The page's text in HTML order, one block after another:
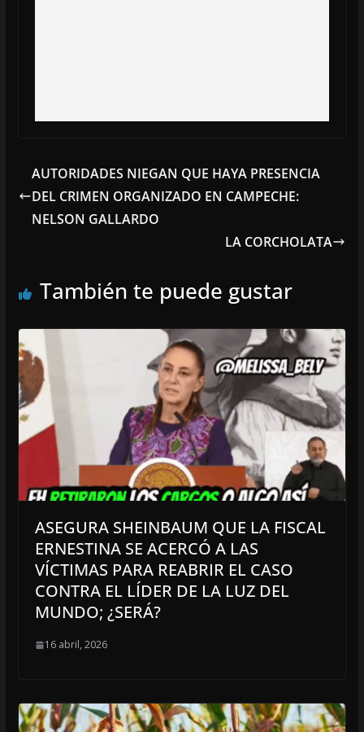
AUTORIDADES NIEGAN QUE HAYA PRESENCIA
DEL CRIMEN ORGANIZADO EN CAMPECHE:
NELSON GALLARDO
LA CORCHOLATA
También te puede gustar
ASEGURA SHEINBAUM QUE LA FISCAL
ERNESTINA SE ACERCÓ A LAS
VÍCTIMAS PARA REABRIR EL CASO
CONTRA EL LÍDER DE LA LUZ DEL
MUNDO; ¿SERÁ?
16 abril, 2026